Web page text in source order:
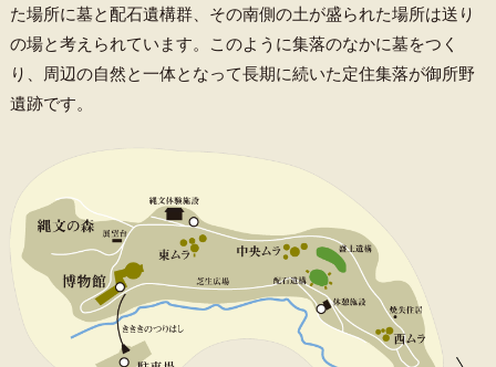
た場所に墓と配石遺構群、その南側の土が盛られた場所は送り
の場と考えられています。このように集落のなかに墓をつく
り、周辺の自然と一体となって長期に続いた定住集落が御所野
遺跡です。